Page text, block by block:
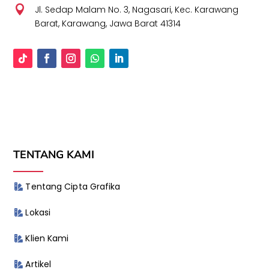

Jl. Sedap Malam No. 3, Nagasari, Kec. Karawang
Barat, Karawang, Jawa Barat 41314
TENTANG KAMI
Tentang Cipta Grafika
Lokasi
Klien Kami
Artikel